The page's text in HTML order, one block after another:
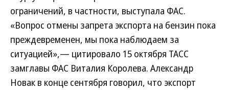
ограничений, в частности, выступала ФАС.
«Вопрос отмены запрета экспорта на бензин пока
преждевременен, мы пока наблюдаем за
ситуацией»,— цитировало 15 октября ТАСС
замглавы ФАС Виталия Королева. Александр
Новак в конце сентября говорил, что экспорт